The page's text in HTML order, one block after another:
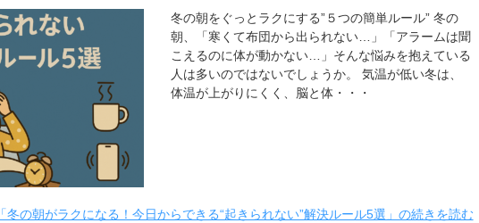
冬の朝をぐっとラクにする”５つの簡単ルール” 冬の
朝、「寒くて布団から出られない…」「アラームは聞
こえるのに体が動かない…」そんな悩みを抱えている
人は多いのではないでしょうか。 気温が低い冬は、
体温が上がりにくく、脳と体・・・
「冬の朝がラクになる！今日からできる“起きられない”解決ルール5選」の続きを読む